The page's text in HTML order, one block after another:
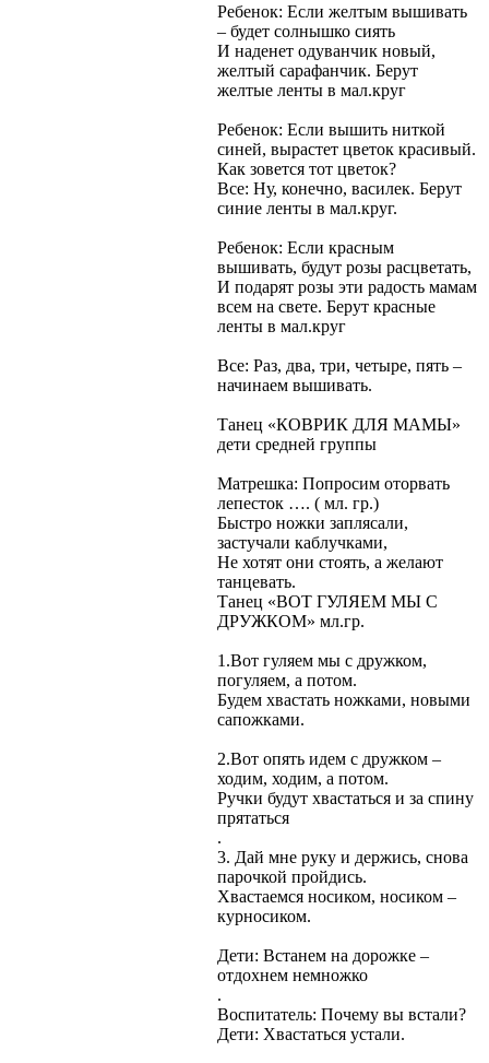
Ребенок: Если желтым вышивать
– будет солнышко сиять
И наденет одуванчик новый,
желтый сарафанчик. Берут
желтые ленты в мал.круг
Ребенок: Если вышить ниткой
синей, вырастет цветок красивый.
Как зовется тот цветок?
Все: Ну, конечно, василек. Берут
синие ленты в мал.круг.
Ребенок: Если красным
вышивать, будут розы расцветать,
И подарят розы эти радость мамам
всем на свете. Берут красные
ленты в мал.круг
Все: Раз, два, три, четыре, пять –
начинаем вышивать.
Танец «КОВРИК ДЛЯ МАМЫ»
дети средней группы
Матрешка: Попросим оторвать
лепесток …. ( мл. гр.)
Быстро ножки заплясали,
застучали каблучками,
Не хотят они стоять, а желают
танцевать.
Танец «ВОТ ГУЛЯЕМ МЫ С
ДРУЖКОМ» мл.гр.
1.Вот гуляем мы с дружком,
погуляем, а потом.
Будем хвастать ножками, новыми
сапожками.
2.Вот опять идем с дружком –
ходим, ходим, а потом.
Ручки будут хвастаться и за спину
прятаться
.
3. Дай мне руку и держись, снова
парочкой пройдись.
Хвастаемся носиком, носиком –
курносиком.
Дети: Встанем на дорожке –
отдохнем немножко
.
Воспитатель: Почему вы встали?
Дети: Хвастаться устали.